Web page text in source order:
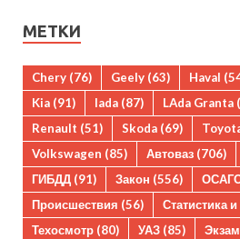
МЕТКИ
Chery (76) Geely (63) Haval
Kia (91) lada (87) LAda Granta
Renault (51) Skoda (69)
Volkswagen (85) Автоваз (706)
ГИБДД (91) Закон (556)
Происшествия (56) Статистика
Техосмотр (80) УАЗ (85)